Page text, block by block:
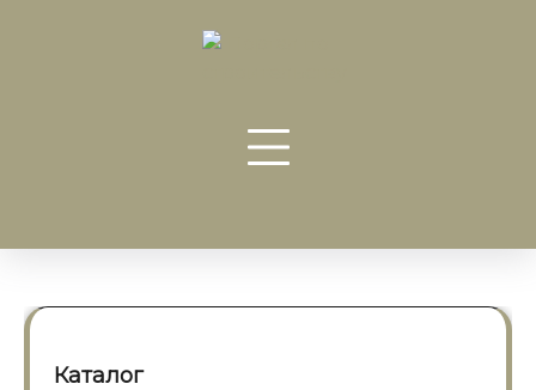
Каталог